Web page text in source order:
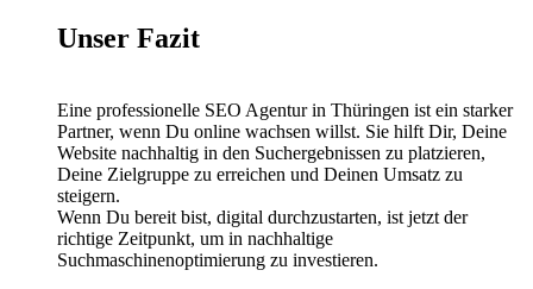
Unser Fazit
Eine professionelle SEO Agentur in Thüringen ist ein starker
Partner, wenn Du online wachsen willst. Sie hilft Dir, Deine
Website nachhaltig in den Suchergebnissen zu platzieren,
Deine Zielgruppe zu erreichen und Deinen Umsatz zu
steigern.
Wenn Du bereit bist, digital durchzustarten, ist jetzt der
richtige Zeitpunkt, um in nachhaltige
Suchmaschinenoptimierung zu investieren.